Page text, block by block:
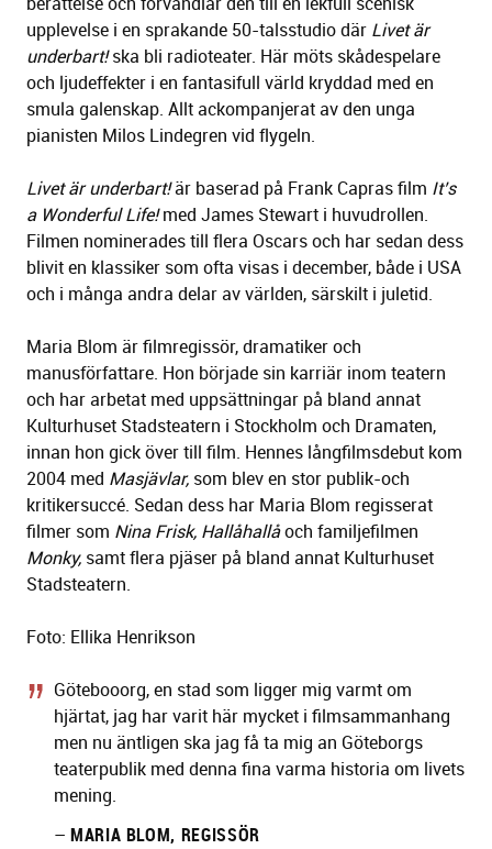
upplevelse i en sprakande 50-talsstudio där Livet är
underbart!ska bli radioteater. Här möts skådespelare
och ljudeffekter i en fantasifull värld kryddad med en
smula galenskap. Allt ackompanjerat av den unga
pianisten Milos Lindegren vid flygeln.
Livet är underbart!är baserad på Frank Capras film It’s
a Wonderful Life!med James Stewart i huvudrollen.
Filmen nominerades till flera Oscars och har sedan dess
blivit en klassiker som ofta visas i december, både i USA
och i många andra delar av världen, särskilt i juletid.
Maria Blom är filmregissör, dramatiker och
manusförfattare. Hon började sin karriär inom teatern
och har arbetat med uppsättningar på bland annat
Kulturhuset Stadsteatern i Stockholm och Dramaten,
innan hon gick över till film. Hennes långfilmsdebut kom
2004 med Masjävlar, som blev en stor publik-och
kritikersuccé. Sedan dess har Maria Blom regisserat
filmer som Nina Frisk, Hallåhallåoch familjefilmen
Monky, samt flera pjäser på bland annat Kulturhuset
Stadsteatern.
Foto: Ellika Henrikson
Götebooorg, en stad som ligger mig varmt om
hjärtat, jag har varit här mycket i filmsammanhang
men nu äntligen ska jag få ta mig an Göteborgs
teaterpublik med denna fina varma historia om livets
mening.
– MARIA BLOM, REGISSÖR